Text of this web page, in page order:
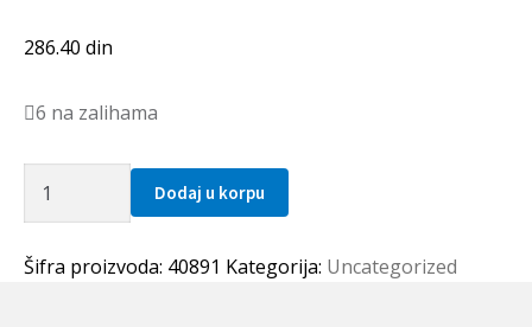
286.40 din
6 na zalihama
prsten
SKF
Dodaj u korpu
Šifra proizvoda: 40891 Kategorija: Uncategorized